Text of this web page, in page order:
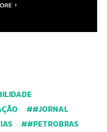
#JORNAL
#PETROBRAS